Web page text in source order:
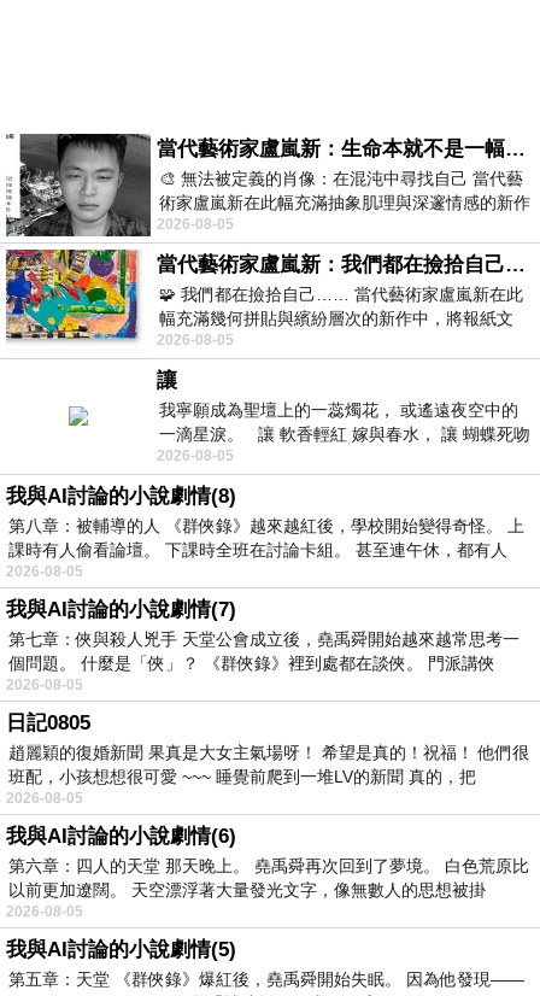
當代藝術家盧嵐新：生命本就不是一幅能被定義的肖像，在混亂與交疊中拼湊完整的靈魂
🎨 無法被定義的肖像：在混沌中尋找自己 當代藝
術家盧嵐新在此幅充滿抽象肌理與深邃情感的新作
中，以灰白為基底，交織著塗抹、刮擦與
2026-08-05
當代藝術家盧嵐新：我們都在撿拾自己，將散落的情緒與碎片，拼回生命完整的輪廓
🧩 我們都在撿拾自己…… 當代藝術家盧嵐新在此
幅充滿幾何拼貼與繽紛層次的新作中，將報紙文
字、彩色剪紙與明亮顏料層層
2026-08-05
讓
我寧願成為聖壇上的一蕊燭花， 或遙遠夜空中的
一滴星淚。 讓 軟香輕紅 嫁與春水， 讓 蝴蝶死吻
夏日最後一瓣玫瑰， 讓
2026-08-05
我與AI討論的小說劇情(8)
第八章：被輔導的人 《群俠錄》越來越紅後，學校開始變得奇怪。 上
課時有人偷看論壇。 下課時全班在討論卡組。 甚至連午休，都有人
2026-08-05
我與AI討論的小說劇情(7)
第七章：俠與殺人兇手 天堂公會成立後，堯禹舜開始越來越常思考一
個問題。 什麼是「俠」？ 《群俠錄》裡到處都在談俠。 門派講俠
2026-08-05
日記0805
趙麗穎的復婚新聞 果真是大女主氣場呀！ 希望是真的！祝福！ 他們很
班配，小孩想想很可愛 ~~~ 睡覺前爬到一堆LV的新聞 真的，把
2026-08-05
我與AI討論的小說劇情(6)
第六章：四人的天堂 那天晚上。 堯禹舜再次回到了夢境。 白色荒原比
以前更加遼闊。 天空漂浮著大量發光文字，像無數人的思想被掛
2026-08-05
我與AI討論的小說劇情(5)
第五章：天堂 《群俠錄》爆紅後，堯禹舜開始失眠。 因為他發現——